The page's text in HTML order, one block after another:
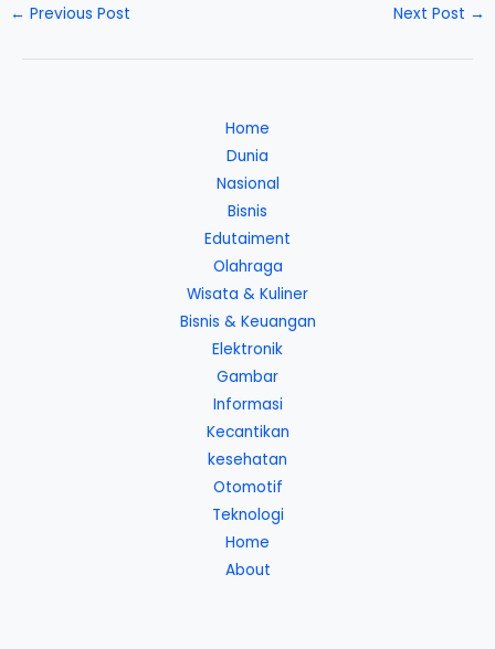
← Previous Post Next Post →
Home
Dunia
Nasional
Bisnis
Edutaiment
Olahraga
Wisata & Kuliner
Bisnis & Keuangan
Elektronik
Gambar
Informasi
Kecantikan
kesehatan
Otomotif
Teknologi
Home
About